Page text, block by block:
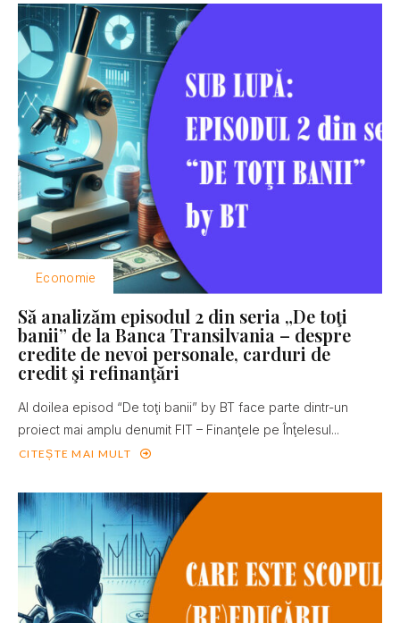
Economie
Să analizăm episodul 2 din seria „De toţi
banii” de la Banca Transilvania – despre
credite de nevoi personale, carduri de
credit şi refinanţări
Al doilea episod “De toţi banii” by BT face parte dintr-un
proiect mai amplu denumit FIT – Finanţele pe Înţelesul...
CITEȘTE MAI MULT